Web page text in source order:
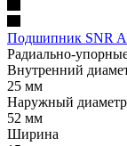
Подшипник SNR
Радиально-
Внутренний
25 мм
Наружный диаметр
52 мм
Ширина